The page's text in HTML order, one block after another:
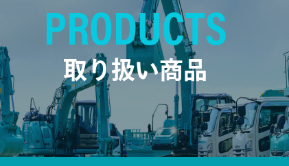
PRODUCTS
取り扱い商品